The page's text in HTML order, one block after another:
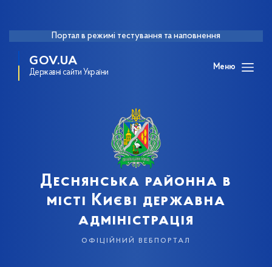
Портал в режимі тестування та наповнення
GOV.UA
Державні сайти України
Меню
Деснянська районна в
місті Києві державна
адміністрація
офіційний вебпортал